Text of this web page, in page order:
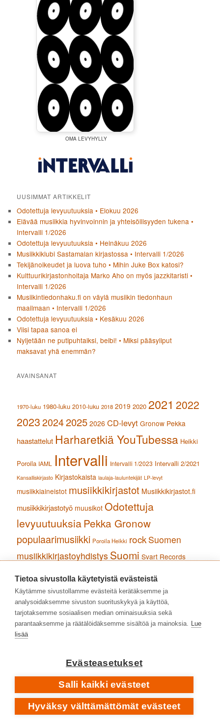
OMA LEVYHYLLY
UUSIMMAT ARTIKKELIT
Odotettuja levyuutuuksia • Elokuu 2026
Elävää musiikkia hyvinvoinnin ja yhteisöllisyyden tukena •
Intervalli 1/2026
Odotettuja levyuutuuksia • Heinäkuu 2026
Musiikkiklubi Sastamalan kirjastossa • Intervalli 1/2026
Tekijänoikeudet ja luova tuho • Mihin Juke Box katosi?
Kulttuurikirjastonhoitaja Marko Aho on myös jazzkitaristi •
Intervalli 1/2026
Musiikintiedonhaku.fi on väylä musiikin tiedonhaun
maailmaan • Intervalli 1/2026
Odotettuja levyuutuuksia • Kesäkuu 2026
Viisi tapaa sanoa ei
Nyljetään ne putipuhtaiksi, beibi! • Miksi pääsyliput
maksavat yhä enemmän?
AVAINSANAT
1970-luku 1980-luku 2010-luku 2018 2019 2020 2021 2022
202320242025 2026 CD-levyt Gronow Pekka
haastattelut Harharetkiä YouTubessa Heikki
Poroila IAML Intervalli Intervalli 1/2023 Intervalli 2/2021
Kansalliskirjasto Kirjastokaista laulaja-lauluntekijät LP-levyt
musiikkiaineistot musiikkikirjastot Musiikkikirjastot.fi
musiikkikirjastotyö muusikot Odotettuja
levyuutuuksiaPekka Gronow
populaarimusiikki Poroila Heikki rock Suomen
musiikkikirjastoyhdistys Suomi Svart Records
Yhdysvallat äänitteet
UUSIMMAT KOMMENTIT
Kirjastonkäyttäjä:Kaisa Hypén – kirjastotyössä jo vuodesta
1988 • Intervalli 1/2026
Michael monroe
Intervalli 2/2025
• Intervalli 2/2025
Pekka G:Äänilevy ei ole kuollut • Intervalli 2/2025
Tietoa sivustolla käytetyistä evästeistä
Käytämme sivustollamme evästeitä kerätäksemme ja
analysoidaksemme sivuston suorituskykyä ja käyttöä,
tarjotaksemme sosiaalisen median ominaisuuksia sekä
parantaaksemme ja räätälöidäksemme sisältöä ja mainoksia. Lue
lisää
Evästeasetukset
Salli kaikki evästeet
Hyväksy välttämättömät evästeet